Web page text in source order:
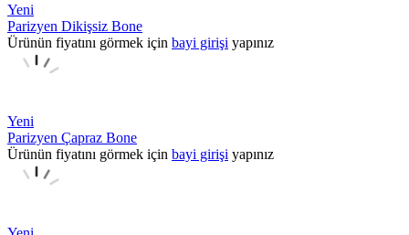
Yeni
Parizyen Dikişsiz Bone
Ürünün fiyatını görmek için bayi girişi yapınız
Yeni
Parizyen Çapraz Bone
Ürünün fiyatını görmek için bayi girişi yapınız